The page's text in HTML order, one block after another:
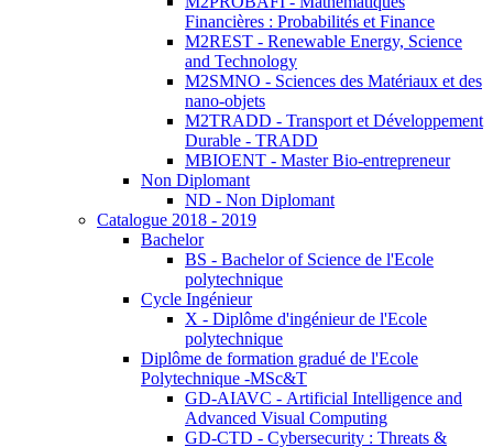
Financières : Probabilités et Finance
M2REST - Renewable Energy, Science
and Technology
M2SMNO - Sciences des Matériaux et des
nano-objets
M2TRADD - Transport et Développement
Durable - TRADD
MBIOENT - Master Bio-entrepreneur
Non Diplomant
ND - Non Diplomant
Catalogue 2018 - 2019
Bachelor
BS - Bachelor of Science de l'Ecole
polytechnique
Cycle Ingénieur
X - Diplôme d'ingénieur de l'Ecole
polytechnique
Diplôme de formation gradué de l'Ecole
Polytechnique -MSc&T
GD-AIAVC - Artificial Intelligence and
Advanced Visual Computing
GD-CTD - Cybersecurity : Threats &